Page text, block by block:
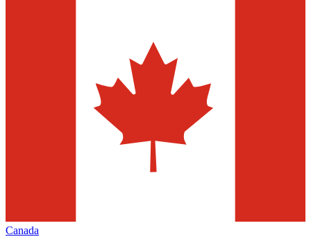
Canada